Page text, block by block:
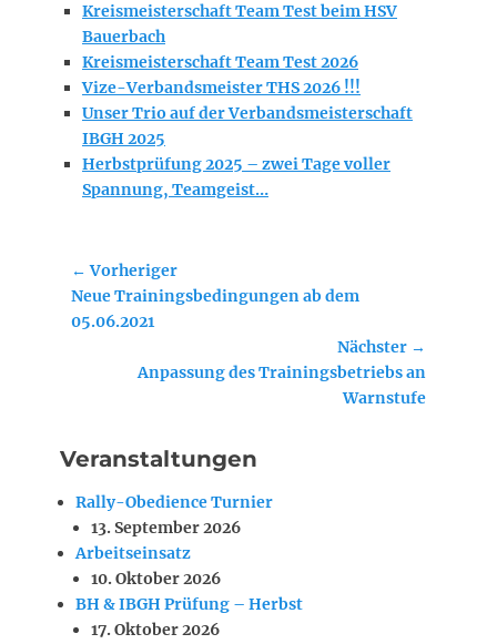
Kreismeisterschaft Team Test beim HSV
Bauerbach
Kreismeisterschaft Team Test 2026
Vize-Verbandsmeister THS 2026 !!!
Unser Trio auf der Verbandsmeisterschaft
IBGH 2025
Herbstprüfung 2025 – zwei Tage voller
Spannung, Teamgeist…
Beitragsnavigation
← Vorheriger
Vorheriger
Beitrag:
Neue Trainingsbedingungen ab dem
05.06.2021
Nächster →
NächsterAnpassung des Trainingsbetriebs an
Warnstufe
Veranstaltungen
Rally-Obedience Turnier
13. September 2026
Arbeitseinsatz
10. Oktober 2026
BH & IBGH Prüfung – Herbst
17. Oktober 2026